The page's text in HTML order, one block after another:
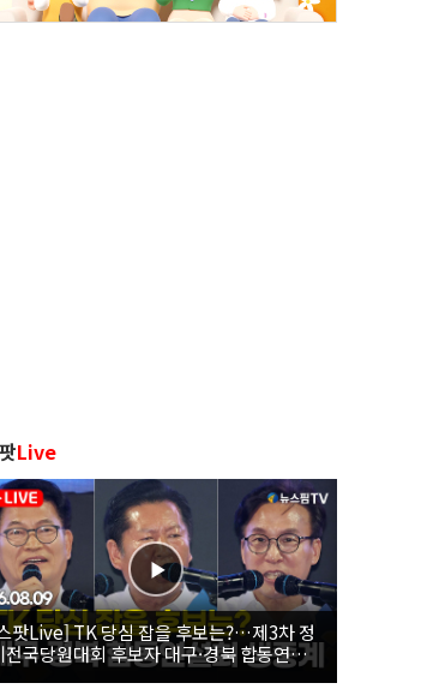
Live
팟Live] TK 당심 잡을 후보는?…제3차 정
전국당원대회 후보자 대구·경북 합동연설
회 생중계 | 26.08.09